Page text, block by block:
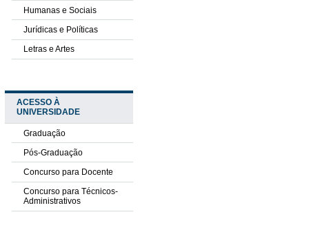
Humanas e Sociais
Jurídicas e Políticas
Letras e Artes
ACESSO À
UNIVERSIDADE
Graduação
Pós-Graduação
Concurso para Docente
Concurso para Técnicos-
Administrativos